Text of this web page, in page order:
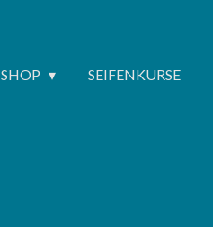
SHOP SEIFENKURSE